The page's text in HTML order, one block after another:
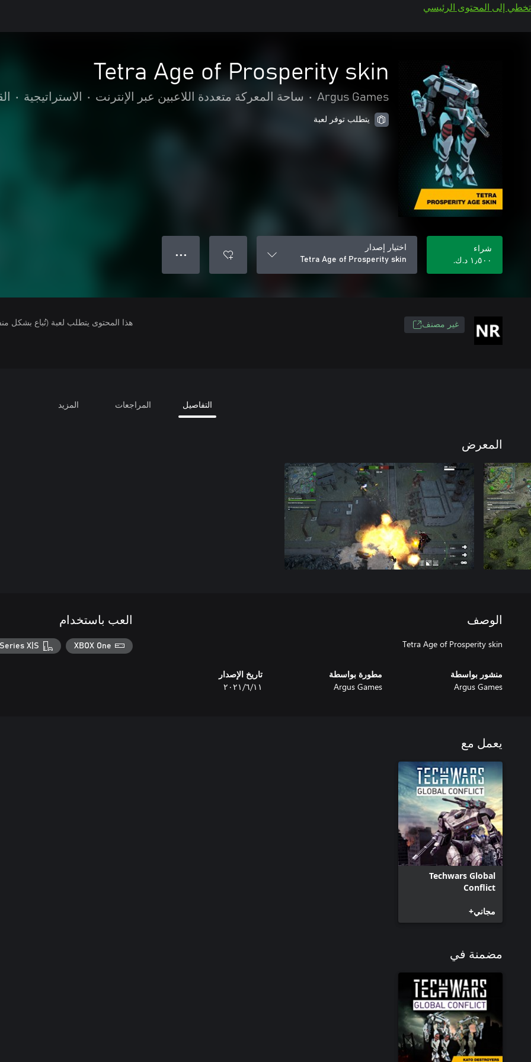
تخطي إلى المحتوى الرئيسي
Tetra Age of Prosperity skin
Argus Games
• ساحة المعركة متعددة اللاعبين عبر الإنترنت • الاستراتيجية •
يتطلب توفر لعبة
شراء
١٫٥٠٠ د.ك.‏
اختيار إصدار
Tetra Age of Prosperity skin
● ● ●
غير مصنف هذا المحتوى يتطلب لعبة (تُباع بشكل
التفاصيل المراجعات المزيد
المعرض
الوصف
Tetra Age of Prosperity skin
منشور بواسطة
Argus Games
مطورة بواسطة
Argus Games
تاريخ الإصدار
١١‏/٦‏/٢٠٢١
العب باستخدام
XBOX One
X|S
يعمل مع
Techwars Global
Conflict
مجاني+
مضمنة في